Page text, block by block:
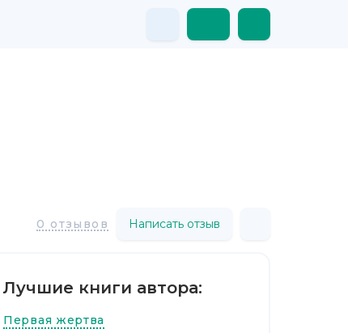
0 отзывов Написать отзыв
Лучшие книги автора:
Первая жертва